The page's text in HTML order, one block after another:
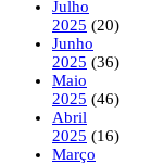
Julho
2025 (20)
Junho
2025 (36)
Maio
2025 (46)
Abril
2025 (16)
Março